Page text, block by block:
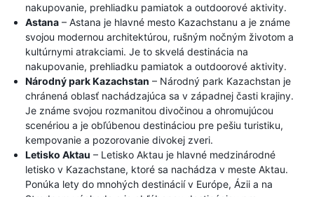
nakupovanie, prehliadku pamiatok a outdoorové aktivity.
Astana – Astana je hlavné mesto Kazachstanu a je známe
svojou modernou architektúrou, rušným nočným životom a
kultúrnymi atrakciami. Je to skvelá destinácia na
nakupovanie, prehliadku pamiatok a outdoorové aktivity.
Národný park Kazachstan – Národný park Kazachstan je
chránená oblasť nachádzajúca sa v západnej časti krajiny.
Je známe svojou rozmanitou divočinou a ohromujúcou
scenériou a je obľúbenou destináciou pre pešiu turistiku,
kempovanie a pozorovanie divokej zveri.
Letisko Aktau – Letisko Aktau je hlavné medzinárodné
letisko v Kazachstane, ktoré sa nachádza v meste Aktau.
Ponúka lety do mnohých destinácií v Európe, Ázii a na